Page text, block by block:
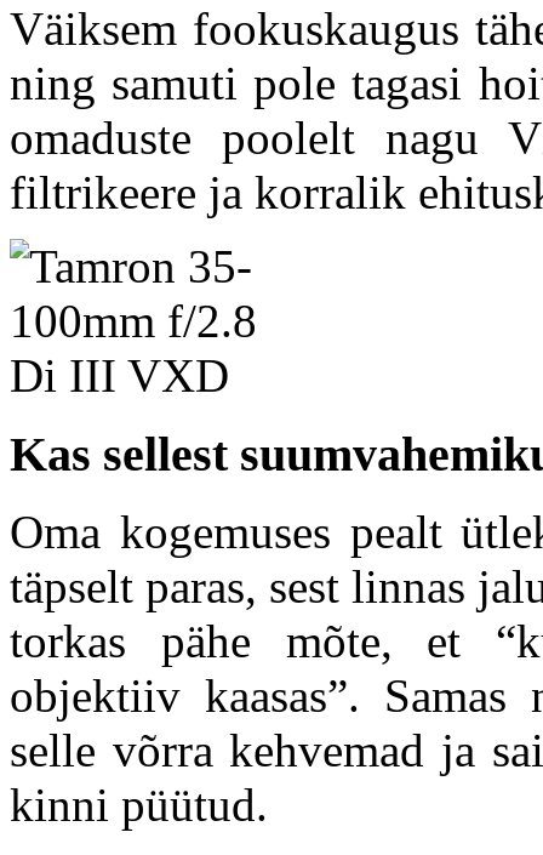
Väiksem fookuskaugus
ning samuti pole tagasi
omaduste poolelt nagu
filtrikeere ja korralik
Kas sellest
Oma kogemuses pealt
täpselt paras, sest linnas
torkas pähe mõte, et
objektiiv kaasas”.
selle võrra kehvemad ja
kinni püütud.